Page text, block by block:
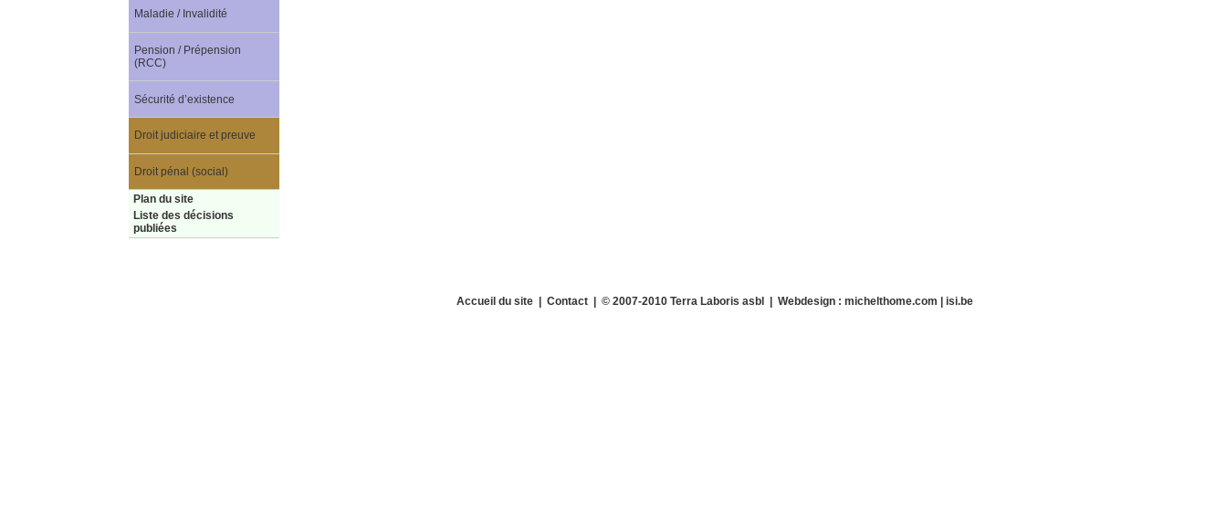
Maladie / Invalidité
Pension / Prépension
(RCC)
Sécurité d’existence
Droit judiciaire et preuve
Droit pénal (social)
Plan du site
Liste des décisions
publiées
Accueil du site| Contact| © 2007-2010 Terra Laboris asbl | Webdesign : michelthome.com | isi.be